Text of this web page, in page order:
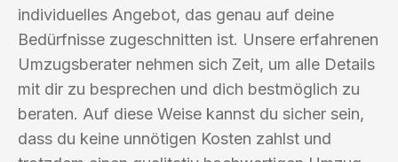
individuelles Angebot, das genau auf deine
Bedürfnisse zugeschnitten ist. Unsere erfahrenen
Umzugsberater nehmen sich Zeit, um alle Details
mit dir zu besprechen und dich bestmöglich zu
beraten. Auf diese Weise kannst du sicher sein,
dass du keine unnötigen Kosten zahlst und